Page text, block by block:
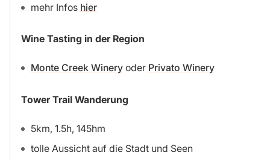
mehr Infos hier
Wine Tasting in der Region
Monte Creek Wineryoder Privato Winery
Tower Trail Wanderung
5km, 1.5h, 145hm
tolle Aussicht auf die Stadt und Seen